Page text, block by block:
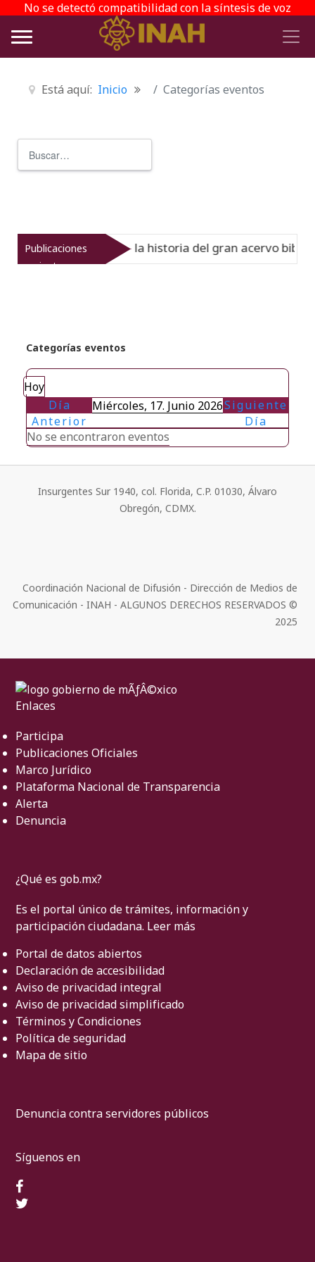
No se detectó compatibilidad con la síntesis de voz
Está aquí: Inicio Categorías eventos
Publicaciones
recientes
Virreinato muestra la historia del gran acervo
Categorías eventos
Hoy
Día
Anterior
Miércoles, 17. Junio 2026Siguiente
Día
No se encontraron eventos
Insurgentes Sur 1940, col. Florida, C.P. 01030, Álvaro
Obregón, CDMX.
Coordinación Nacional de Difusión - Dirección de Medios de
Comunicación - INAH - ALGUNOS DERECHOS RESERVADOS ©
2025
Enlaces
Participa
Publicaciones Oficiales
Marco Jurídico
Plataforma Nacional de Transparencia
Alerta
Denuncia
¿Qué es gob.mx?
Es el portal único de trámites, información y
participación ciudadana. Leer más
Portal de datos abiertos
Declaración de accesibilidad
Aviso de privacidad integral
Aviso de privacidad simplificado
Términos y Condiciones
Política de seguridad
Mapa de sitio
Denuncia contra servidores públicos
Síguenos en